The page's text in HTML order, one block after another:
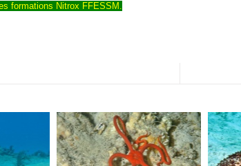
formations Nitrox FFESSM.